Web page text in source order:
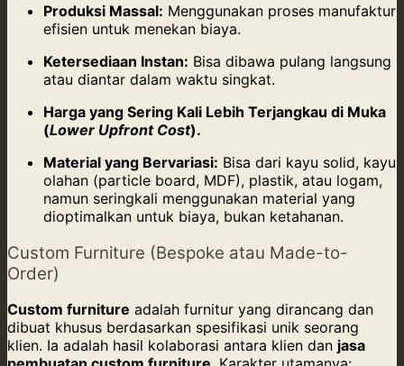
Produksi Massal: Menggunakan proses manufaktur
efisien untuk menekan biaya.
Ketersediaan Instan: Bisa dibawa pulang langsung
atau diantar dalam waktu singkat.
Harga yang Sering Kali Lebih Terjangkau di Muka
(Lower Upfront Cost).
Material yang Bervariasi: Bisa dari kayu solid, kayu
olahan (particle board, MDF), plastik, atau logam,
namun seringkali menggunakan material yang
dioptimalkan untuk biaya, bukan ketahanan.
Custom Furniture (Bespoke atau Made-to-
Order)
Custom furniture adalah furnitur yang dirancang dan
dibuat khusus berdasarkan spesifikasi unik seorang
klien. Ia adalah hasil kolaborasi antara klien dan jasa